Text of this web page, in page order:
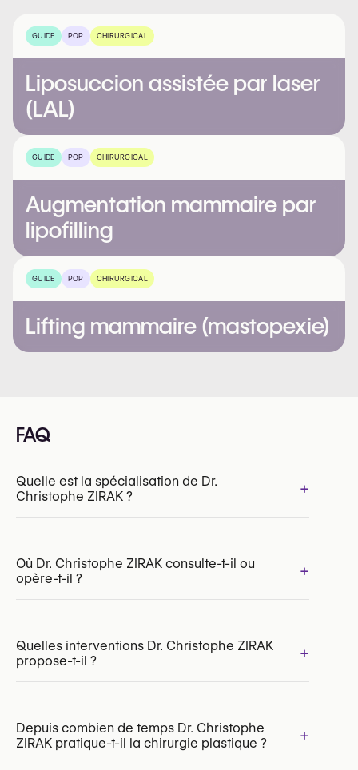
GUIDE POP CHIRURGICAL
Liposuccion assistée par laser
(LAL)
GUIDE POP CHIRURGICAL
Augmentation mammaire par
lipofilling
GUIDE POP CHIRURGICAL
Lifting mammaire (mastopexie)
FAQ
Quelle est la spécialisation de Dr.
Christophe ZIRAK ?
+
INAMI/RIZIV:
Où Dr. Christophe ZIRAK consulte-t-il ou
opère-t-il ?
+
Quelles interventions Dr. Christophe ZIRAK
propose-t-il ?
+
Vaginoplastie (chirurgie d’affirmation de genre)
Lipofilling du visage
Depuis combien de temps Dr. Christophe
ZIRAK pratique-t-il la chirurgie plastique ?
+